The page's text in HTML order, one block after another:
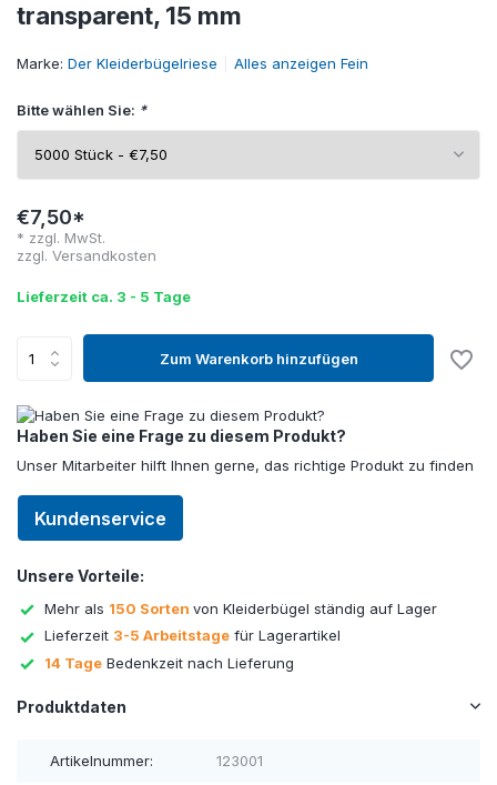
transparent, 15 mm
Marke: Der Kleiderbügelriese Alles anzeigen Fein
Bitte wählen Sie: *
€7,50*
* zzgl. MwSt.
zzgl. Versandkosten
Lieferzeit ca. 3 - 5 Tage
Zum Warenkorb hinzufügen
Haben Sie eine Frage zu diesem Produkt?
Unser Mitarbeiter hilft Ihnen gerne, das richtige Produkt zu finden
Kundenservice
Unsere Vorteile:
Mehr als 150 Sorten von Kleiderbügel ständig auf Lager
Lieferzeit 3-5 Arbeitstage für Lagerartikel
14 Tage Bedenkzeit nach Lieferung
Produktdaten
Artikelnummer: 123001